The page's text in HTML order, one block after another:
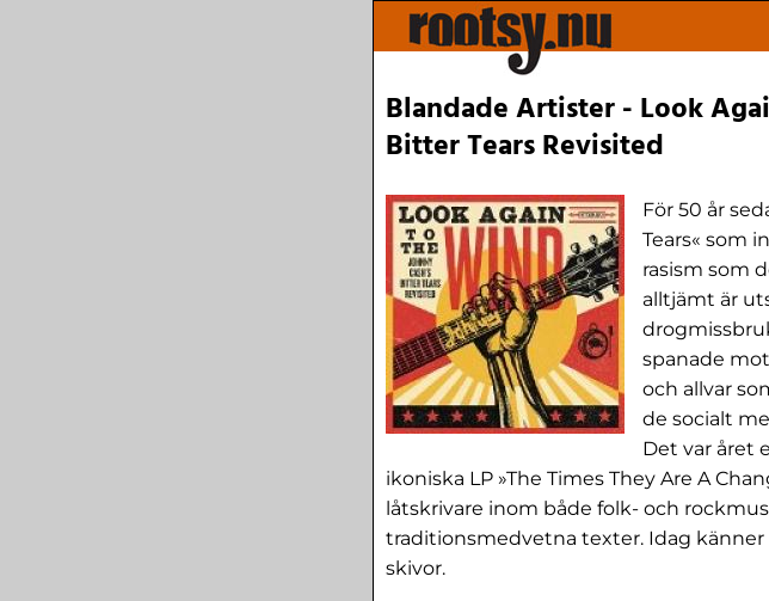
Blandade Artister - Look
Bitter Tears Revisited
För 50 år
Tears« som
rasism som
alltjämt är
spanade
och allvar
de socialt
Det var året
ikoniska LP »The Times They Are A
låtskrivare inom både folk- och
traditionsmedvetna texter. Idag
skivor.